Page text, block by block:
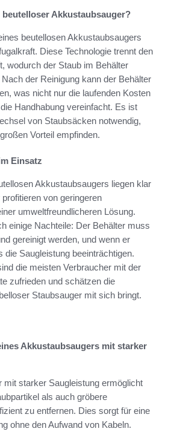
Akkustaubsauger?
beutellosen Akkustaubsaugers
Diese Technologie trennt den
wodurch der Staub im Behälter
der Reinigung kann der Behälter
was nicht nur die laufenden Kosten
Handhabung vereinfacht. Es ist
von Staubsäcken notwendig,
Vorteil empfinden.
Einsatz
Akkustaubsaugers liegen klar
von geringeren
umweltfreundlicheren Lösung.
einige Nachteile: Der Behälter muss
gereinigt werden, und wenn er
die Saugleistung beeinträchtigen.
die meisten Verbraucher mit der
zufrieden und schätzen die
Staubsauger mit sich bringt.
Akkustaubsaugers mit starker
mit starker Saugleistung ermöglicht
als auch gröbere
zu entfernen. Dies sorgt für eine
ohne den Aufwand von Kabeln.